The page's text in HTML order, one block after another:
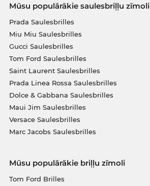
Mūsu populārākie saulesbriļļu zīmoli
Prada Saulesbrilles
Miu Miu Saulesbrilles
Gucci Saulesbrilles
Tom Ford Saulesbrilles
Saint Laurent Saulesbrilles
Prada Linea Rossa Saulesbrilles
Dolce & Gabbana Saulesbrilles
Maui Jim Saulesbrilles
Versace Saulesbrilles
Marc Jacobs Saulesbrilles
Mūsu populārākie briļļu zīmoli
Tom Ford Brilles